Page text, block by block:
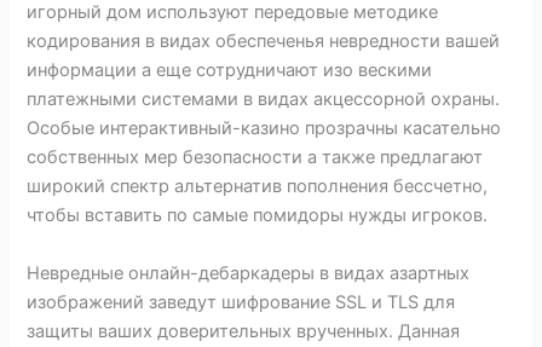
игорный дом используют передовые методике
кодирования в видах обеспеченья невредности вашей
информации а еще сотрудничают изо вескими
платежными системами в видах акцессорной охраны.
Особые интерактивный-казино прозрачны касательно
собственных мер безопасности а также предлагают
широкий спектр альтернатив пополнения бессчетно,
чтобы вставить по самые помидоры нужды игроков.
Невредные онлайн-дебаркадеры в видах азартных
изображений заведут шифрование SSL и TLS для
защиты ваших доверительных врученных. Данная